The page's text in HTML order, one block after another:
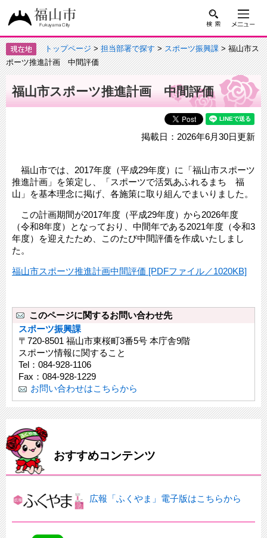
トップページ>担当部署で探す>スポーツ振興課> 福山市ス
ポーツ推進計画 中間評価
福山市スポーツ推進計画 中間評価
掲載日：2026年6月30日更新
福山市では、2017年度（平成29年度）に「福山市スポーツ
推進計画」を策定し、「スポーツで活気あふれるまち 福
山」を基本理念に掲げ、各施策に取り組んでまいりました。
この計画期間が2017年度（平成29年度）から2026年度
（令和8年度）となっており、中間年である2021年度（令和3
年度）を迎えたため、このたび中間評価を作成いたしまし
た。
福山市スポーツ推進計画中間評価 [PDFファイル／1020KB]
このページに関するお問い合わせ先
スポーツ振興課
〒720-8501 福山市東桜町3番5号 本庁舎9階
スポーツ情報に関すること
Tel：084-928-1106
Fax：084-928-1229
お問い合わせはこちらから
おすすめコンテンツ
広報「ふくやま」電子版はこちらから